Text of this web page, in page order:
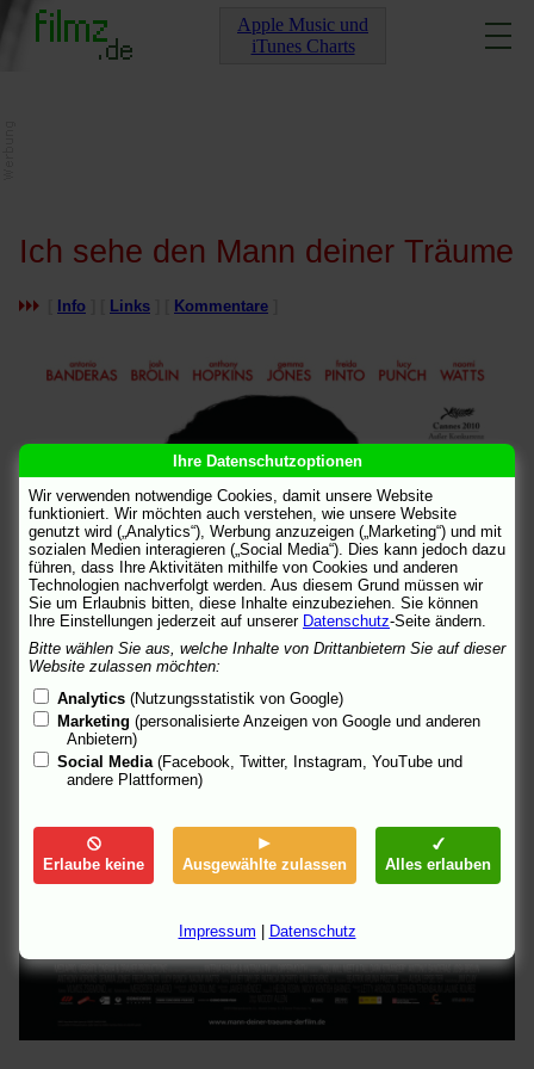
Apple Music und
iTunes Charts
Ich sehe den Mann deiner Träume
Info Links Kommentare
Ihre Datenschutzoptionen
Wir verwenden notwendige Cookies, damit unsere Website
funktioniert. Wir möchten auch verstehen, wie unsere Website
genutzt wird („Analytics“), Werbung anzuzeigen („Marketing“) und mit
sozialen Medien interagieren („Social Media“). Dies kann jedoch dazu
führen, dass Ihre Aktivitäten mithilfe von Cookies und anderen
Technologien nachverfolgt werden. Aus diesem Grund müssen wir
Sie um Erlaubnis bitten, diese Inhalte einzubeziehen. Sie können
Ihre Einstellungen jederzeit auf unserer Datenschutz-Seite ändern.
Bitte wählen Sie aus, welche Inhalte von Drittanbietern Sie auf dieser
Website zulassen möchten:
Analytics (Nutzungsstatistik von Google)
Marketing (personalisierte Anzeigen von Google und anderen
Anbietern)
Social Media (Facebook, Twitter, Instagram, YouTube und
andere Plattformen)
Erlaube keine Ausgewählte zulassen Alles erlauben
Impressum Datenschutz